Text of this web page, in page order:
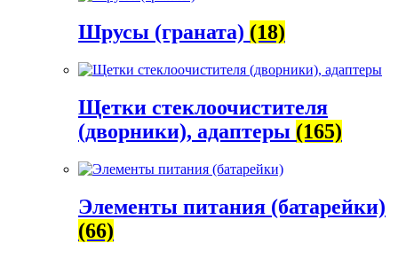
Шрусы (граната) (18)
Щетки стеклоочистителя
(дворники), адаптеры (165)
Элементы питания (батарейки)
(66)